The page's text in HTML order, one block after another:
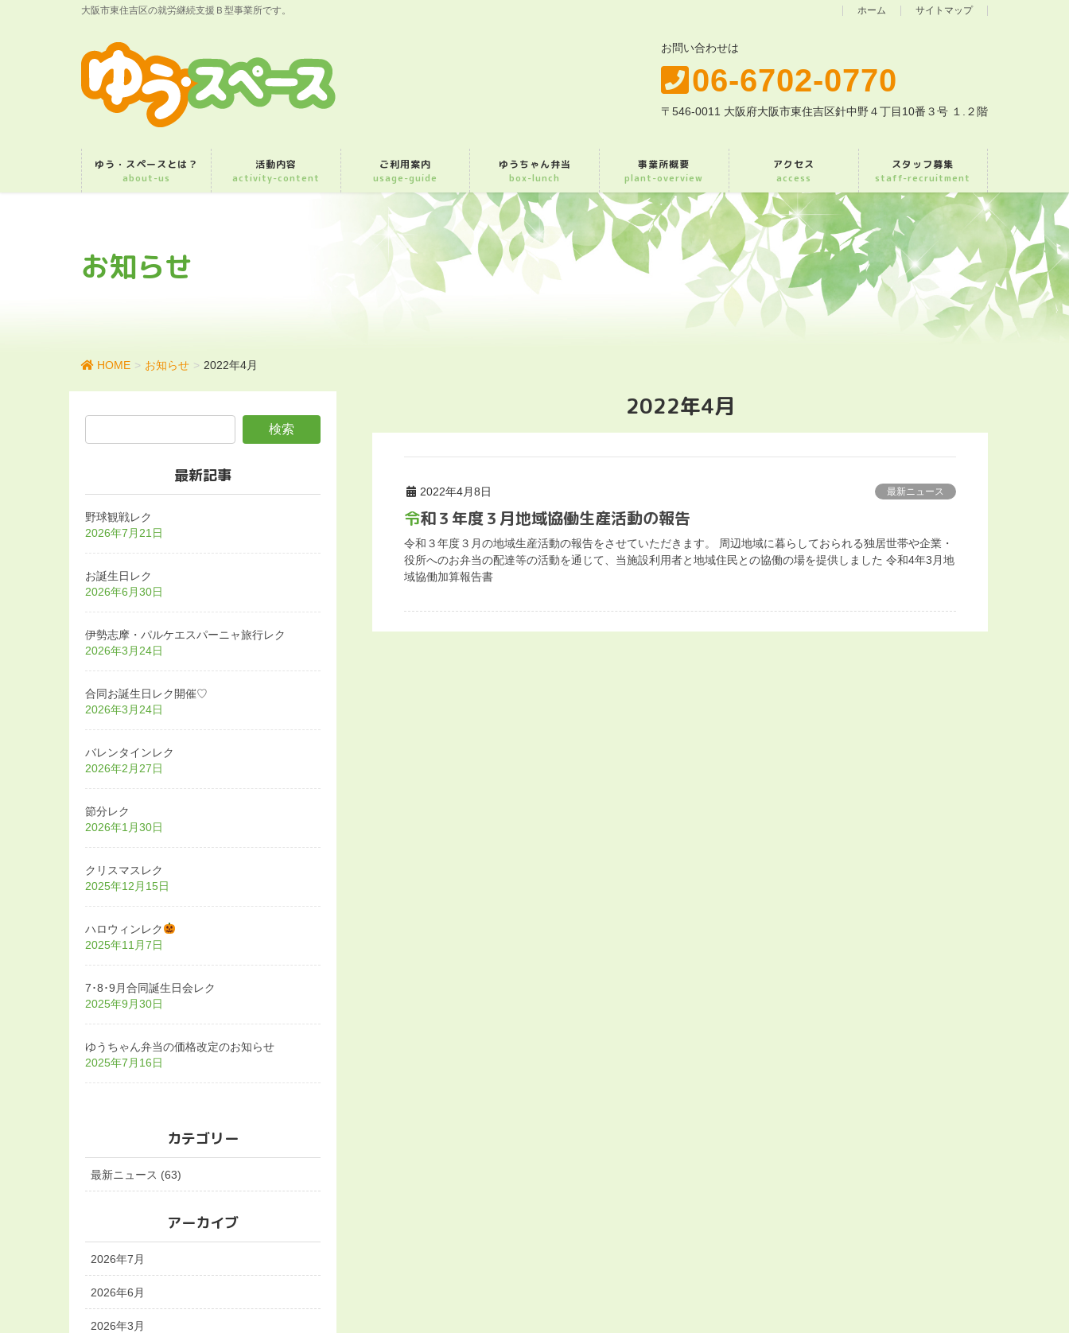
大阪市東住吉区の就労継続支援Ｂ型事業所です。 ホーム サイトマップ
お問い合わせは
06-6702-0770
〒546-0011 大阪府大阪市東住吉区針中野４丁目10番３号 １.２階
ゆう・スペースとは？
about-us
活動内容
activity-content
ご利用案内
usage-guide
ゆうちゃん弁当
box-lunch
事業所概要
plant-overview
アクセス
access
スタッフ募集
staff-recruitment
お知らせ
HOME お知らせ 2022年4月
2022年4月
2022年4月8日 最新ニュース
令和３年度３月地域協働生産活動の報告
令和３年度３月の地域生産活動の報告をさせていただきます。 周辺地域に暮らしておられる独居世帯や企業・
役所へのお弁当の配達等の活動を通じて、当施設利用者と地域住民との協働の場を提供しました 令和4年3月地
域協働加算報告書
最新記事
野球観戦レク
2026年7月21日
お誕生日レク
2026年6月30日
伊勢志摩・パルケエスパーニャ旅行レク
2026年3月24日
合同お誕生日レク開催♡
2026年3月24日
バレンタインレク
2026年2月27日
節分レク
2026年1月30日
クリスマスレク
2025年12月15日
ハロウィンレク
2025年11月7日
7･8･9月合同誕生日会レク
2025年9月30日
ゆうちゃん弁当の価格改定のお知らせ
2025年7月16日
カテゴリー
最新ニュース (63)
アーカイブ
2026年7月
2026年6月
2026年3月